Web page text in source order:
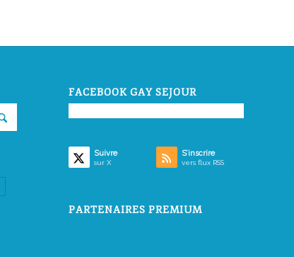
FACEBOOK GAY SEJOUR
Suivre
sur X
S’inscrire
vers flux RSS
PARTENAIRES PREMIUM